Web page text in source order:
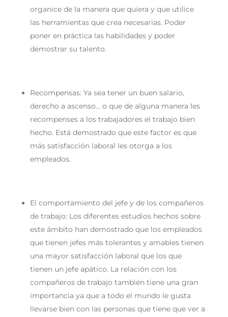
organice de la manera que quiera y que utilice
las herramientas que crea necesarias. Poder
poner en práctica las habilidades y poder
demostrar su talento.
Recompensas: Ya sea tener un buen salario,
derecho a ascenso… o que de alguna manera les
recompenses a los trabajadores el trabajo bien
hecho. Está demostrado que este factor es que
más satisfacción laboral les otorga a los
empleados.
El comportamiento del jefe y de los compañeros
de trabajo: Los diferentes estudios hechos sobre
este ámbito han demostrado que los empleados
que tienen jefes más tolerantes y amables tienen
una mayor satisfacción laboral que los que
tienen un jefe apático. La relación con los
compañeros de trabajo también tiene una gran
importancia ya que a todo el mundo le gusta
llevarse bien con las personas que tiene que ver a